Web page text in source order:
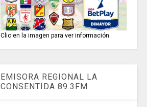
Clic en la imagen para ver información
EMISORA REGIONAL LA
CONSENTIDA 89.3FM